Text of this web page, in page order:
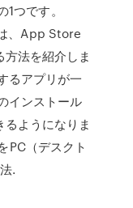
つです。
、App Store
法を紹介しま
るアプリが一
インストール
ようになりま
PC（デスクト
.